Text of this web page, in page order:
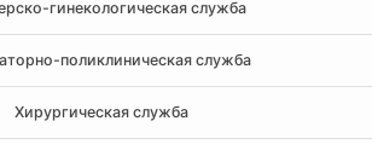
гинекологическая служба
поликлиническая служба
Хирургическая служба